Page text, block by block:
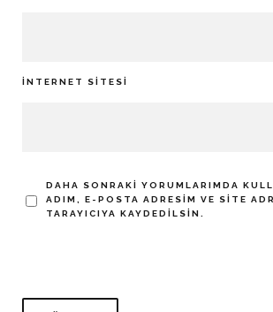
İNTERNET SITESI
DAHA SONRAKI YORUMLARIMDA
ADIM, E-POSTA ADRESIM VE SITE
TARAYICIYA KAYDEDILSIN.